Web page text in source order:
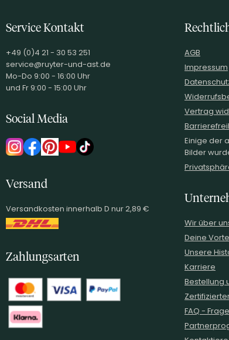
Service Kontakt
+49 (0)4 21 - 30 53 251
service@ruyter-und-ast.de
Mo-Do 9:00 - 16:00 Uhr
und Fr 9:00 - 15:00 Uhr
Social Media
Versand
Versandkosten innerhalb D nur 2,89 €
Zahlungsarten
AGB
Impressum
Vertrag
Einige der
Bilder
Wir über
Deine
Unsere
Karriere
Bestellung
FAQ -